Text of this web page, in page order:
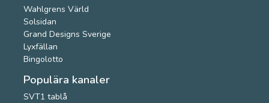
Wahlgrens Värld
Solsidan
Grand Designs Sverige
Lyxfällan
Bingolotto
Populära kanaler
SVT1 tablå